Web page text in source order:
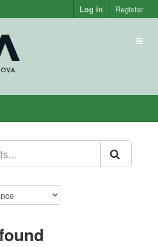
Log in Register